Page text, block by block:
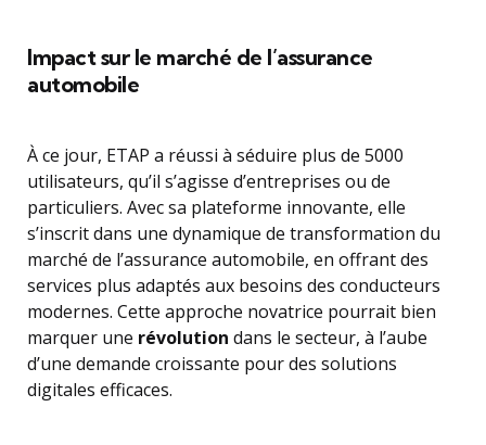
Impact sur le marché de l’assurance
automobile
À ce jour, ETAP a réussi à séduire plus de 5000
utilisateurs, qu’il s’agisse d’entreprises ou de
particuliers. Avec sa plateforme innovante, elle
s’inscrit dans une dynamique de transformation du
marché de l’assurance automobile, en offrant des
services plus adaptés aux besoins des conducteurs
modernes. Cette approche novatrice pourrait bien
marquer une révolution dans le secteur, à l’aube
d’une demande croissante pour des solutions
digitales efficaces.